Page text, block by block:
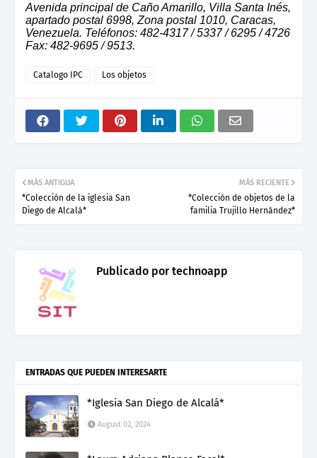
Avenida principal de Caño Amarillo, Villa Santa Inés,
apartado postal 6998, Zona postal 1010, Caracas,
Venezuela. Teléfonos: 482-4317 / 5337 / 6295 / 4726
Fax: 482-9695 / 9513.
Catalogo IPC Los objetos
MÁS RECIENTE
*Colección de objetos de la
familia Trujillo Hernández*
MÁS ANTIGUA
*Colección de la iglesia San
Diego de Alcalá*
Publicado portechnoapp
ENTRADAS QUE PUEDEN INTERESARTE
*Iglesia San Diego de Alcalá*
August 02, 2024